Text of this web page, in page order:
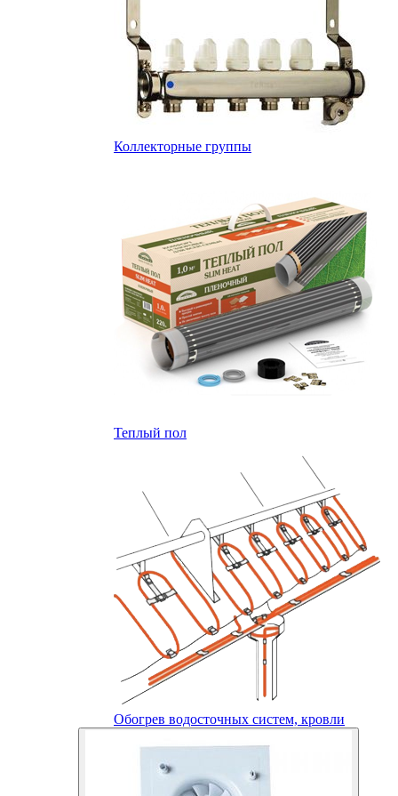
Коллекторные группы
Теплый пол
Обогрев водосточных систем, кровли